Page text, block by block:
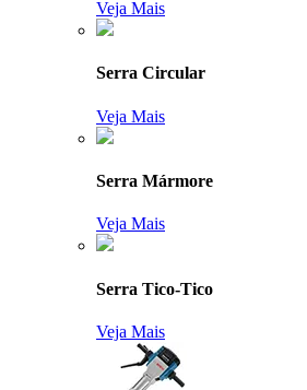
Veja Mais
Serra Circular
Veja Mais
Serra Mármore
Veja Mais
Serra Tico-Tico
Veja Mais